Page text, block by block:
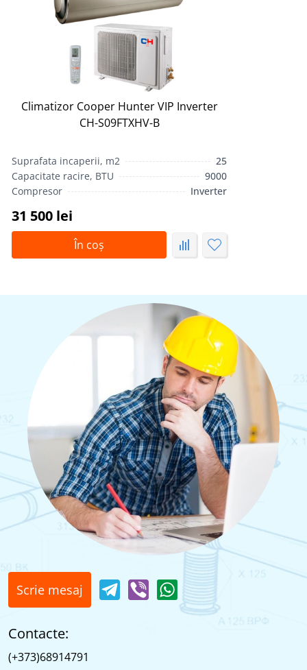
Climatizor Сooper Hunter VIP Inverter
CH-S09FTXHV-B
Suprafata incaperii, m2
25
Capacitate racire, BTU
9000
Compresor
Inverter
31 500 lei
În coș
Scrie mesaj
Contacte:
(+373)68914791